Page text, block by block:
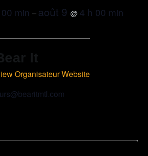
min –août 9 @ 4 h 00 min
It
Organisateur Website